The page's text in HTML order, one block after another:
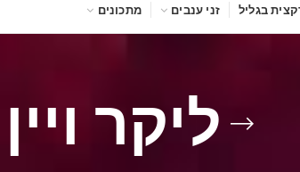
בגליל זני ענבים מתכונים
ליקר ויין